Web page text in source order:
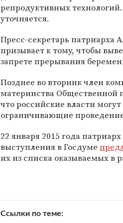
репродуктивных
уточняется.
Пресс-секретарь патриарха
призывает к тому, чтобы
запрете прерывания
Позднее во вторник член
материнства Общественной
что российские власти
ограничивающие
22 января 2015 года
выступления в Госдуме
их из списка оказываемых в
Ссылки по теме